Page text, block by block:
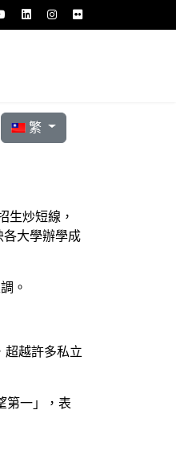
選擇你的語言
繁
生炒短線，
大學辦學成
。
超越許多私立
第一」，表